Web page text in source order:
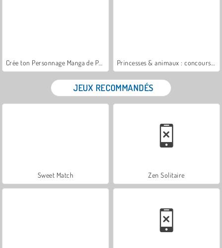
JEUX RECOMMANDÉS
Sweet Match Zen Solitaire